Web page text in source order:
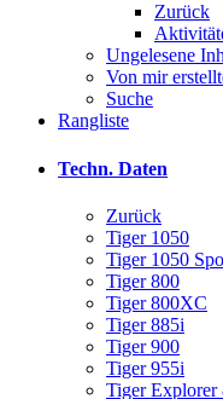
Zurück
Ungelesene
Von mir
Suche
Rangliste
Techn. Daten
Zurück
Tiger 1050
Tiger 1050
Tiger 800
Tiger 800XC
Tiger 885i
Tiger 900
Tiger 955i
Tiger